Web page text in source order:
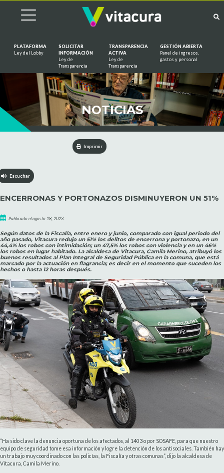
PLATAFORMA
Ley del Lobby
SOLICITAR
INFORMACIÓN
Ley de
Transparencia
TRANSPARENCIA
ACTIVA
Ley de
Transparencia
GESTIÓN ABIERTA
Panel de ingresos,
gastos y personal
NOTICIAS
Imprimir
Escuchar
ENCERRONAS Y PORTONAZOS DISMINUYERON UN 51%
Publicado el agosto 18, 2023
Según datos de la Fiscalía, entre enero y junio, comparado con igual periodo del
año pasado, Vitacura redujo un 51% los delitos de encerrona y portonazo, en un
44,4% los robos con intimidación; un 47,5% los robos con violencia y en un 46%
los robos en lugar habitado. La alcaldesa de Vitacura, Camila Merino, atribuyó los
buenos resultados al Plan Integral de Seguridad Pública en la comuna, que está
marcado por la actuación en flagrancia; es decir en el momento que suceden los
hechos o hasta 12 horas después.
“Ha sido clave la denuncia oportuna de los afectados, al 1403 o por SOSAFE, para que nuestro
equipo de seguridad tome esa información y logre la detención de los antisociales. También hay
un trabajo muy coordinado con las policías, la Fiscalía y otras comunas”, dijo la alcaldesa de
Vitacura, Camila Merino.